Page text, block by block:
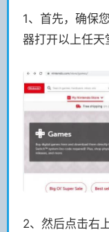
1、首先，确保
器打开以上任天
2、然后点击右